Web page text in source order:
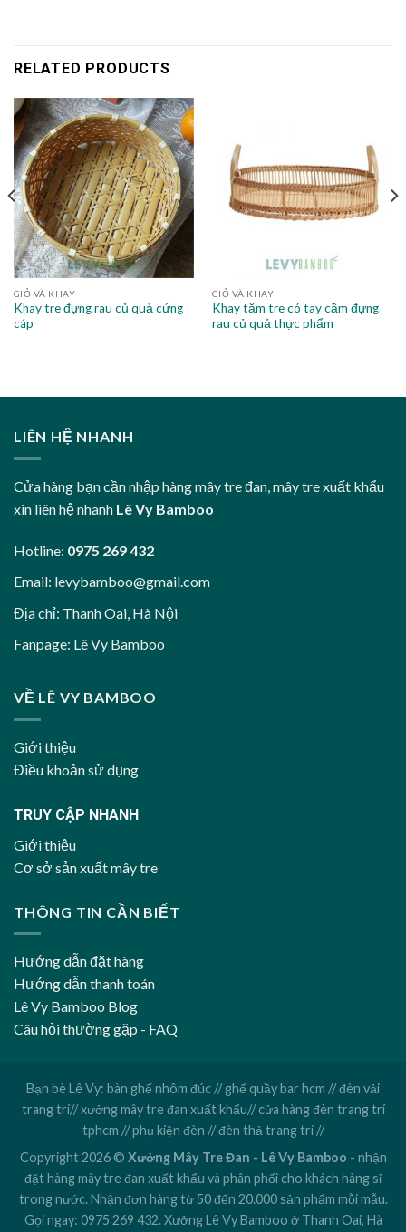
RELATED PRODUCTS
GIỎ VÀ KHAY
Khay tre đựng rau củ quả cứng
cáp
GIỎ VÀ KHAY
Khay tăm tre có tay cầm đựng
rau củ quả thực phẩm
LIÊN HỆ NHANH
Cửa hàng bạn cần nhập hàng mây tre đan, mây tre xuất khẩu
xin liên hệ nhanh Lê Vy Bamboo
Hotline: 0975 269 432
Email: levybamboo@gmail.com
Địa chỉ: Thanh Oai, Hà Nội
Fanpage: Lê Vy Bamboo
VỀ LÊ VY BAMBOO
Giới thiệu
Điều khoản sử dụng
TRUY CẬP NHANH
Giới thiệu
Cơ sở sản xuất mây tre
THÔNG TIN CẦN BIẾT
Hướng dẫn đặt hàng
Hướng dẫn thanh toán
Lê Vy Bamboo Blog
Câu hỏi thường gặp - FAQ
Bạn bè Lê Vy: bàn ghế nhôm đúc //ghế quầy bar hcm //đèn vải
trang trí//xưởng mây tre đan xuất khẩu//cửa hàng đèn trang trí
tphcm //phụ kiện đèn //đèn thả trang trí//
Copyright 2026 © Xưởng Mây Tre Đan - Lê Vy Bamboo - nhận
đặt hàng mây tre đan xuất khẩu và phân phối cho khách hàng sỉ
trong nước. Nhận đơn hàng từ 50 đến 20.000 sản phẩm mỗi mẫu.
Gọi ngay: 0975 269 432. Xưởng Lê Vy Bamboo ở Thanh Oai, Hà